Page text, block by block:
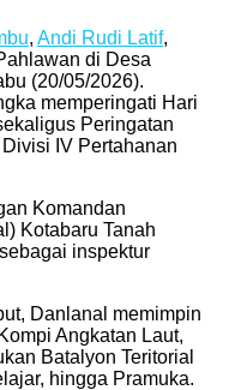
, Andi Rudi Latif,
di Desa
(20/05/2026).
memperingati Hari
Peringatan
IV Pertahanan
Komandan
Kotabaru Tanah
inspektur
Danlanal memimpin
Angkatan Laut,
Batalyon Teritorial
hingga Pramuka.